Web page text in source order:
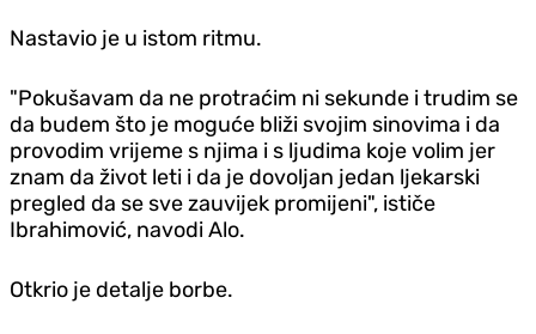
Nastavio je u istom ritmu.
"Pokušavam da ne protraćim ni sekunde i trudim se
da budem što je moguće bliži svojim sinovima i da
provodim vrijeme s njima i s ljudima koje volim jer
znam da život leti i da je dovoljan jedan ljekarski
pregled da se sve zauvijek promijeni", ističe
Ibrahimović, navodi Alo.
Otkrio je detalje borbe.